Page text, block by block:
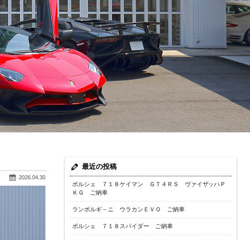
2026.04.30
最近の投稿
ポルシェ ７１８ケイマン ＧＴ４ＲＳ ヴァイザッハＰ
ＫＧ ご納車
ランボルギ－ニ ウラカンＥＶＯ ご納車
ポルシェ ７１８スパイダー ご納車